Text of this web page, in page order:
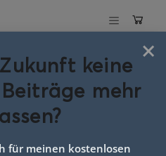
mit
×
keine
mehr
für meinen kostenlosen